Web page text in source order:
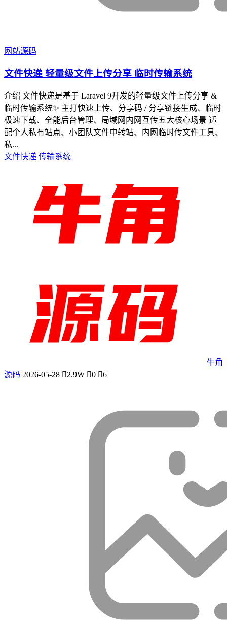
网站源码
文件快递 轻量级文件上传分享 临时传输系统
介绍 文件快递是基于 Laravel 9开发的轻量级文件上传分享 &
临时传输系统✨ 主打快速上传、分享码 / 分享链接生成、临时
极速下载、全能后台管理、局域网内网互传五大核心场景 适
配个人私有站点、小团队文件中转站、内网临时传文件工具、
私...
文件快递 传输系统
牛角
源码 2026-05-28 2.9W 0 6